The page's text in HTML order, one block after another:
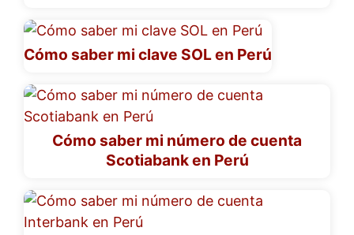
Cómo saber mi clave SOL en Perú
Cómo saber mi número de cuenta
Scotiabank en Perú